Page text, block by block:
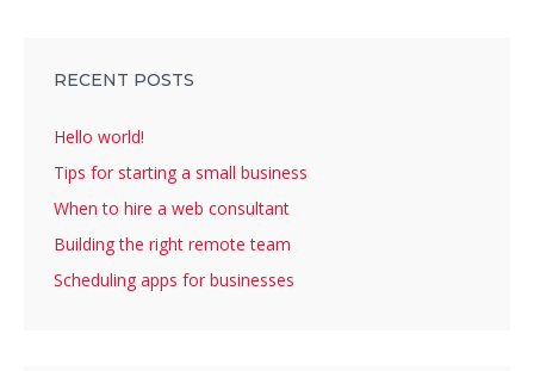
RECENT POSTS
Hello world!
Tips for starting a small business
When to hire a web consultant
Building the right remote team
Scheduling apps for businesses